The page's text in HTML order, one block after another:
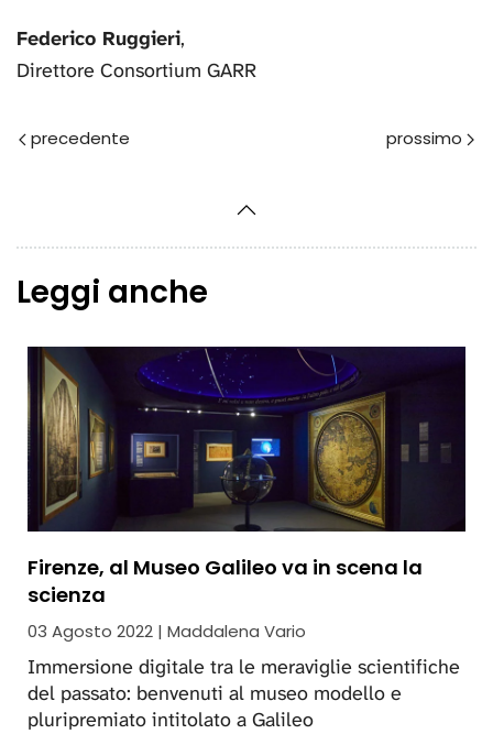
Federico Ruggieri,
Direttore Consortium GARR
Leggi anche
Firenze, al Museo Galileo va in scena la
scienza
03 Agosto 2022 | Maddalena Vario
Immersione digitale tra le meraviglie scientifiche
del passato: benvenuti al museo modello e
pluripremiato intitolato a Galileo